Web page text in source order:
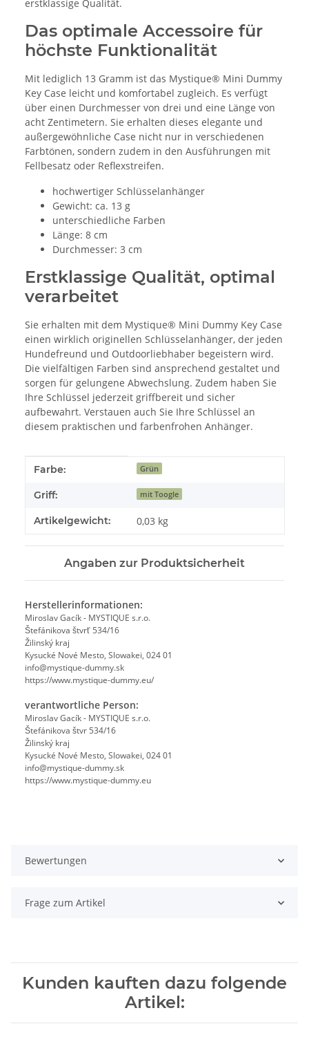
erstklassige Qualität.
Das optimale Accessoire für
höchste Funktionalität
Mit lediglich 13 Gramm ist das Mystique® Mini Dummy
Key Case leicht und komfortabel zugleich. Es verfügt
über einen Durchmesser von drei und eine Länge von
acht Zentimetern. Sie erhalten dieses elegante und
außergewöhnliche Case nicht nur in verschiedenen
Farbtönen, sondern zudem in den Ausführungen mit
Fellbesatz oder Reflexstreifen.
hochwertiger Schlüsselanhänger
Gewicht: ca. 13 g
unterschiedliche Farben
Länge: 8 cm
Durchmesser: 3 cm
Erstklassige Qualität, optimal
verarbeitet
Sie erhalten mit dem Mystique® Mini Dummy Key Case
einen wirklich originellen Schlüsselanhänger, der jeden
Hundefreund und Outdoorliebhaber begeistern wird.
Die vielfältigen Farben sind ansprechend gestaltet und
sorgen für gelungene Abwechslung. Zudem haben Sie
Ihre Schlüssel jederzeit griffbereit und sicher
aufbewahrt. Verstauen auch Sie Ihre Schlüssel an
diesem praktischen und farbenfrohen Anhänger.
Produkteigenschaft
Wert
Farbe: Grün
Griff: mit Toogle
Artikelgewicht: 0,03 kg
Angaben zur Produktsicherheit
Herstellerinformationen:
Miroslav Gacík - MYSTIQUE s.r.o.
Štefánikova štvrť 534/16
Žilinský kraj
Kysucké Nové Mesto, Slowakei, 024 01
info@mystique-dummy.sk
https://www.mystique-dummy.eu/
verantwortliche Person:
Miroslav Gacík - MYSTIQUE s.r.o.
Štefánikova štvr 534/16
Žilinský kraj
Kysucké Nové Mesto, Slowakei, 024 01
info@mystique-dummy.sk
https://www.mystique-dummy.eu
Bewertungen
Frage zum Artikel
Kunden kauften dazu folgende
Artikel: